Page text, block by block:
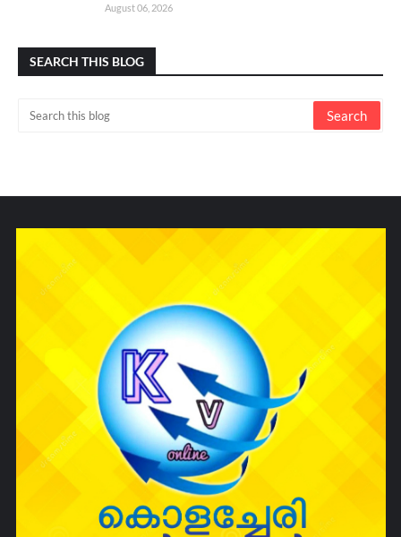
August 06, 2026
SEARCH THIS BLOG